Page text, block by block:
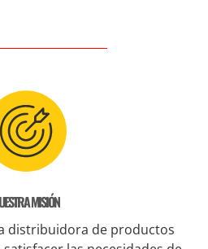
MISIÓN
distribuidora de productos